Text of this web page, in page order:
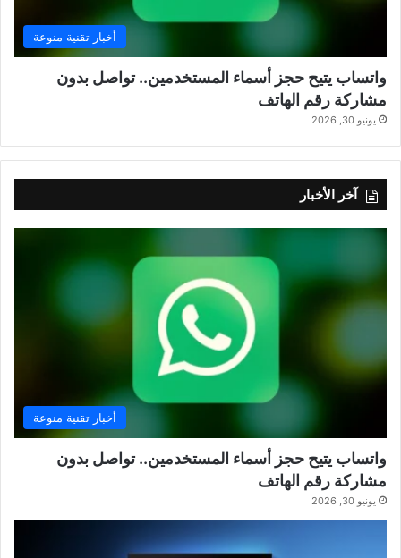
أخبار تقنية منوعة
واتساب يتيح حجز أسماء المستخدمين.. تواصل بدون
مشاركة رقم الهاتف
يونيو 30, 2026
آخر الأخبار
أخبار تقنية منوعة
واتساب يتيح حجز أسماء المستخدمين.. تواصل بدون
مشاركة رقم الهاتف
يونيو 30, 2026